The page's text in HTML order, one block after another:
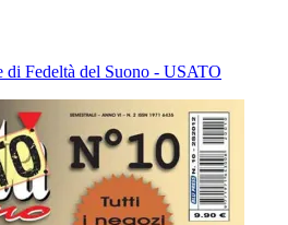
di Fedeltà del Suono - USATO